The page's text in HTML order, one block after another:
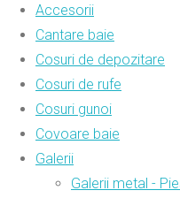
Accesorii
Cantare baie
Cosuri de depozitare
Cosuri de rufe
Cosuri gunoi
Covoare baie
Galerii
Galerii metal -